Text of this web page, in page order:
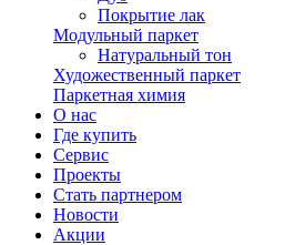
Покрытие лак
Модульный паркет
Натуральный тон
Художественный паркет
Паркетная химия
О нас
Где купить
Сервис
Проекты
Стать партнером
Новости
Акции